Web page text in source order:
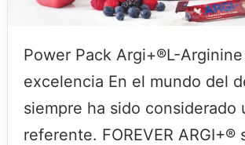
Power Pack Argi+®L-
excelencia En el mundo del
siempre ha sido considerado
referente. FOREVER ARGI+®